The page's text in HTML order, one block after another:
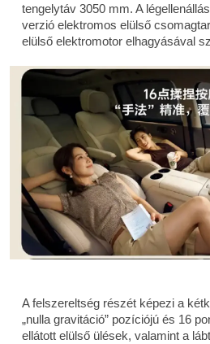
tengelytáv 3050 mm. A
verzió elektromos elülső
elülső elektromotor elhagyásával
A felszereltség részét képezi a
„nulla gravitáció” pozíciójú és 16
ellátott elülső ülések, valamint a